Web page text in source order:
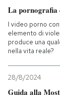
La pornografia
I video porno
elemento di
produce una
nella vita reale?
28/8/2024
Guida alla